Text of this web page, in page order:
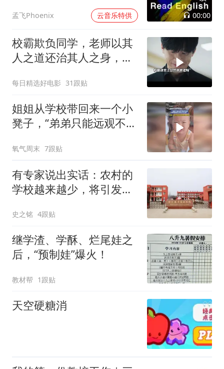
孟飞Phoenix 云音乐特供 00:00
校霸欺负同学，老师以其
人之道还治其人之身，结
每日精选好电影 31跟贴
姐姐从学校带回来一个小
凳子，“弟弟只能远观不能
立马让座”
氧气周末 7跟贴
有专家说出实话：农村的
学校越来越少，将引发一
史之铭 4跟贴
继学渣、学酥、烂尾娃之
后，“预制娃”爆火！
教材帮 1跟贴
天空硬糖消